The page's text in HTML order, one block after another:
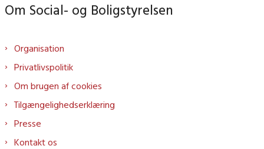
Om Social- og Boligstyrelsen
Organisation
Privatlivspolitik
Om brugen af cookies
Tilgængelighedserklæring
Presse
Kontakt os